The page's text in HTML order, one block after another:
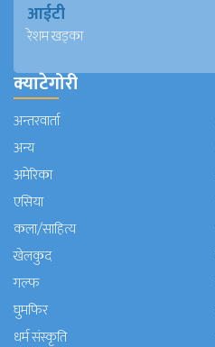
आईटी
रेशम खड्का
क्याटेगोरी
अन्तरवार्ता
अन्य
अमेरिका
एसिया
कला/साहित्य
खेलकुद
गल्फ
घुमफिर
धर्म संस्कृति